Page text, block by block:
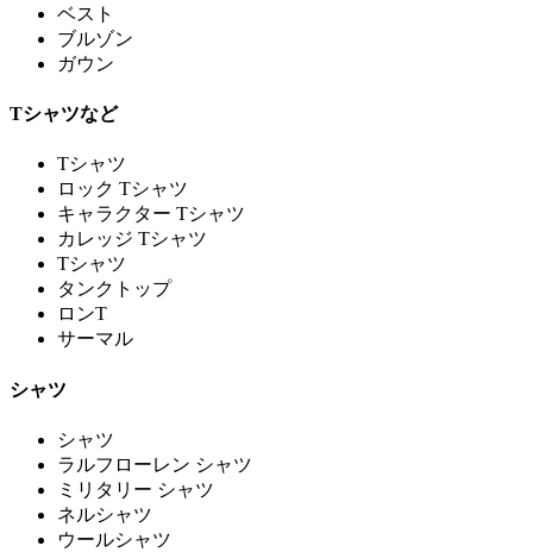
ベスト
ブルゾン
ガウン
Tシャツなど
Tシャツ
ロック Tシャツ
キャラクター Tシャツ
カレッジ Tシャツ
Tシャツ
タンクトップ
ロンT
サーマル
シャツ
シャツ
ラルフローレン シャツ
ミリタリー シャツ
ネルシャツ
ウールシャツ